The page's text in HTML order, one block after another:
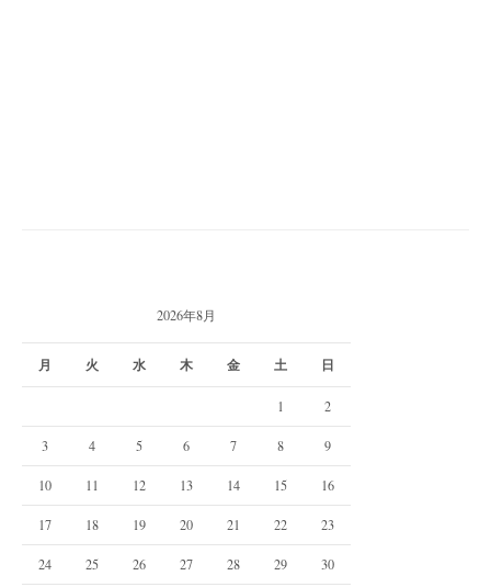
2026年8月
月 火 水 木 金 土 日
1 2
3 4 5 6 7 8 9
10 11 12 13 14 15 16
17 18 19 20 21 22 23
24 25 26 27 28 29 30